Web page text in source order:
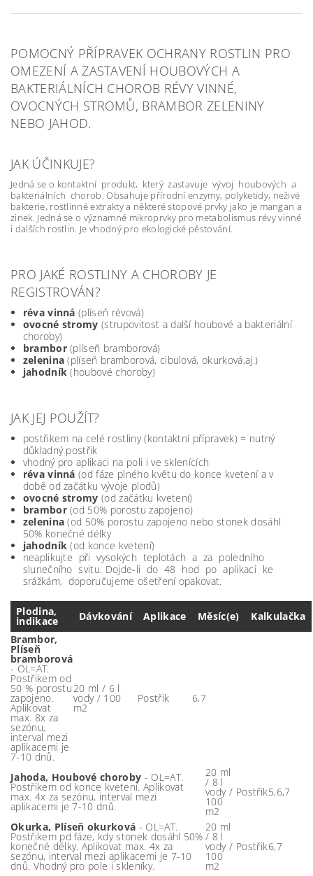
POMOCNÝ PŘÍPRAVEK OCHRANY ROSTLIN PRO
OMEZENÍ A ZASTAVENÍ HOUBOVÝCH A
BAKTERIÁLNÍCH CHOROB RÉVY VINNÉ,
OVOCNÝCH STROMŮ, BRAMBOR ZELENINY
NEBO JAHOD.
JAK ÚČINKUJE?
Jedná se o kontaktní produkt, který zastavuje vývoj houbových a
bakteriálních chorob. Obsahuje přírodní enzymy, polyketidy, neživé
bakterie, rostlinné extrakty a některé stopové prvky jako je mangan a
zinek. Jedná se o významné mikroprvky pro metabolismus révy vinné
i dalších rostlin. Je vhodný pro ekologické pěstování.
PRO JAKÉ ROSTLINY A CHOROBY JE
REGISTROVÁN?
réva vinná (plíseň révová)
ovocné stromy(strupovitost a další houbové a bakteriální
choroby)
brambor(plíseň bramborová)
zelenina(plíseň bramborová, cibulová, okurková,aj.)
jahodník (houbové choroby)
JAK JEJ POUŽÍT?
postřikem na celé rostliny (kontaktní přípravek) = nutný
důkladný postřik
vhodný pro aplikaci na poli i ve sklenících
réva vinná (od fáze plného květu do konce kvetení a v
době od začátku vývoje plodů)
ovocné stromy (od začátku kvetení)
brambor(od 50% porostu zapojeno)
zelenina (od 50% porostu zapojeno nebo stonek dosáhl
50% konečné délky
jahodník (od konce kvetení)
neaplikujte při vysokých teplotách a za poledního
slunečního svitu. Dojde-li do 48 hod po aplikaci ke
srážkám, doporučujeme ošetření opakovat.
Plodina,
indikace Dávkování Aplikace Měsíc(e)
Kalkulačka
Brambor,
Plíseň
bramborová
- OL=AT.
Postřikem od
50 % porostu
zapojeno.
Aplikovat
max. 8x za
sezónu,
interval mezi
aplikacemi je
7-10 dnů.
20 ml / 6 l
vody / 100
m2
Postřik 6,7
Jahoda, Houbové choroby - OL=AT.
Postřikem od konce kvetení. Aplikovat
max. 4x za sezónu, interval mezi
aplikacemi je 7-10 dnů.
20 ml
/ 8 l
vody /
100
m2
Postřik5,6,7
Okurka, Plíseň okurková - OL=AT.
Postřikem pd fáze, kdy stonek dosáhl 50%
konečné délky. Aplikovat max. 4x za
sezónu, interval mezi aplikacemi je 7-10
dnů. Vhodný pro pole i skleníky.
20 ml
/ 8 l
vody /
100
m2
Postřik6,7